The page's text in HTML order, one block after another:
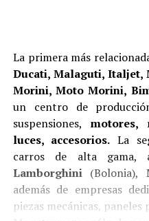
La primera más
Ducati, Malaguti, Italjet,
Morini, Moto Morini,
un centro de
suspensiones,motores,
luces, accesorios. La
carros de alta gama,
Lamborghini(Bolonia),
además de empresas
piezas mecánicas,